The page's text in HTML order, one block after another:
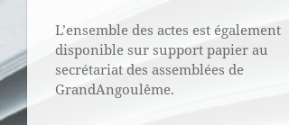
L’ensemble des actes est également
disponible sur support papier au
secrétariat des assemblées de
GrandAngoulême.